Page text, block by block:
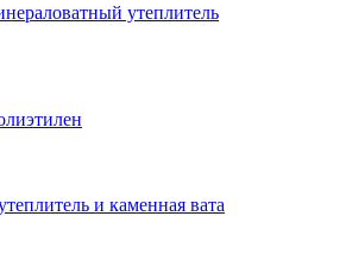
утеплитель
и каменная вата